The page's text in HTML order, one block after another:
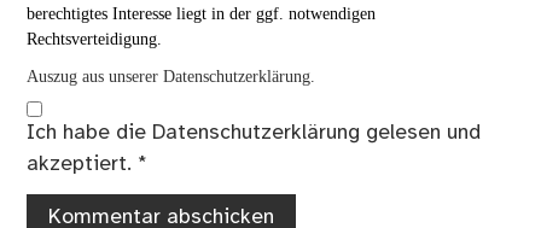
berechtigtes Interesse liegt in der ggf. notwendigen
Rechtsverteidigung.
Auszug aus unserer Datenschutzerklärung.
Ich habe die Datenschutzerklärung gelesen und
akzeptiert. *